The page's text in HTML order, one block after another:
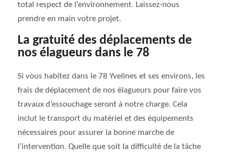
total respect de l’environnement. Laissez-nous
prendre en main votre projet.
La gratuité des déplacements de
nos élagueurs dans le 78
Si vous habitez dans le 78 Yvelines et ses environs, les
frais de déplacement de nos élagueurs pour faire vos
travaux d’essouchage seront à notre charge. Cela
inclut le transport du matériel et des équipements
nécessaires pour assurer la bonne marche de
l’intervention. Quelle que soit la difficulté de la tâche